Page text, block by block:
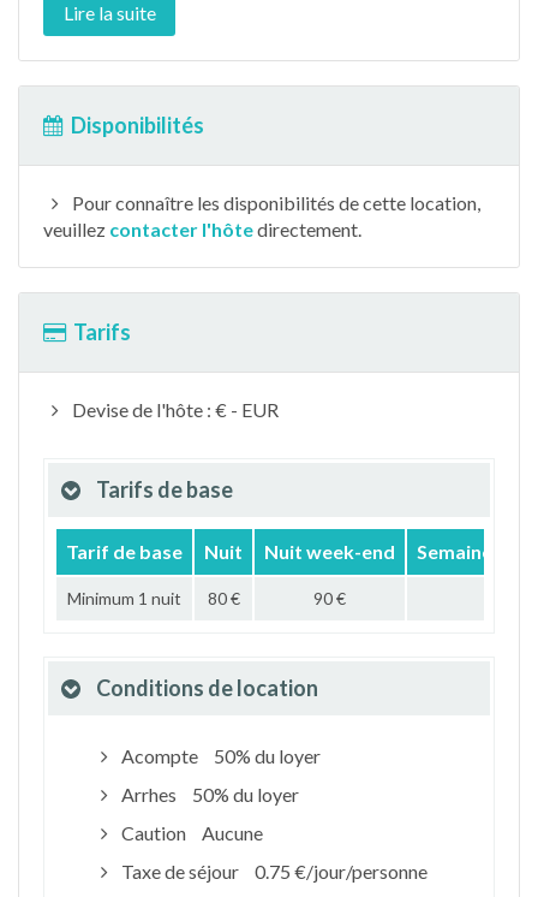
Lire la suite
Disponibilités
Pour connaître les disponibilités de cette location,
veuillez contacter l'hôtedirectement.
Tarifs
Devise de l'hôte : € - EUR
Tarifs de base
Tarif de base Nuit Nuit week-end Semaine
Minimum 1 nuit 80 € 90 €
Conditions de location
Acompte
50% du loyer
Arrhes
50% du loyer
Caution
Aucune
Taxe de séjour
0.75 €/jour/personne